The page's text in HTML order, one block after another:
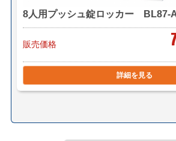
8人用プッシュ錠ロッカー
販売価格
詳細を見る